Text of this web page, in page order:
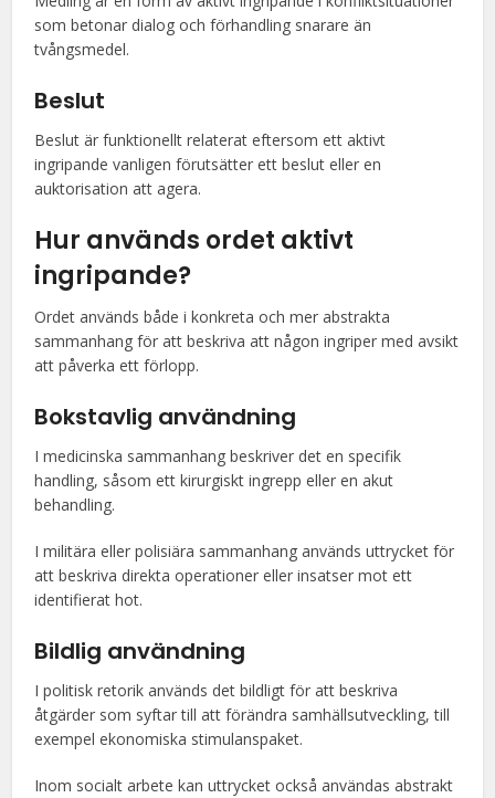
som betonar dialog och förhandling snarare än
tvångsmedel.
Beslut
Beslut är funktionellt relaterat eftersom ett aktivt
ingripande vanligen förutsätter ett beslut eller en
auktorisation att agera.
Hur används ordet aktivt
ingripande?
Ordet används både i konkreta och mer abstrakta
sammanhang för att beskriva att någon ingriper med avsikt
att påverka ett förlopp.
Bokstavlig användning
I medicinska sammanhang beskriver det en specifik
handling, såsom ett kirurgiskt ingrepp eller en akut
behandling.
I militära eller polisiära sammanhang används uttrycket för
att beskriva direkta operationer eller insatser mot ett
identifierat hot.
Bildlig användning
I politisk retorik används det bildligt för att beskriva
åtgärder som syftar till att förändra samhällsutveckling, till
exempel ekonomiska stimulanspaket.
Inom socialt arbete kan uttrycket också användas abstrakt